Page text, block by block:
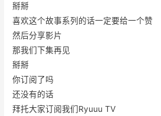
掰掰
喜欢这个故事系列的话一定要给一个赞
然后分享影片
那我们下集再见
掰掰
你订阅了吗
还没有的话
拜托大家订阅我们Ryuuu TV